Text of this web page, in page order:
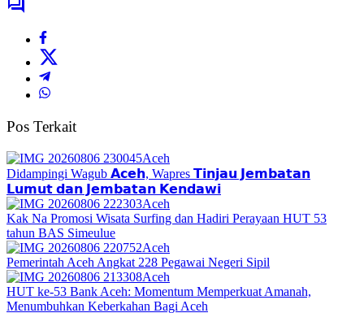
Pos Terkait
Aceh
Didampingi Wagub 𝗔𝗰𝗲𝗵, Wapres 𝗧𝗶𝗻𝗷𝗮𝘂 𝗝𝗲𝗺𝗯𝗮𝘁𝗮𝗻
𝗟𝘂𝗺𝘂𝘁 𝗱𝗮𝗻 𝗝𝗲𝗺𝗯𝗮𝘁𝗮𝗻 𝗞𝗲𝗻𝗱𝗮𝘄𝗶
Aceh
Kak Na Promosi Wisata Surfing dan Hadiri Perayaan HUT 53
tahun BAS Simeulue
Aceh
Pemerintah Aceh Angkat 228 Pegawai Negeri Sipil
Aceh
HUT ke-53 Bank Aceh: Momentum Memperkuat Amanah,
Menumbuhkan Keberkahan Bagi Aceh